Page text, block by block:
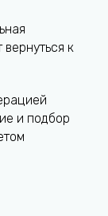
к
и подбор